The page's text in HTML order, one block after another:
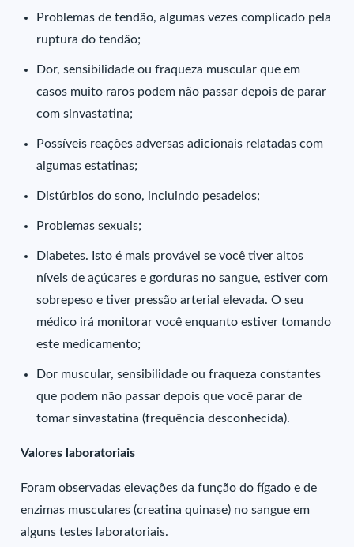
Problemas de tendão, algumas vezes complicado pela
ruptura do tendão;
Dor, sensibilidade ou fraqueza muscular que em
casos muito raros podem não passar depois de parar
com sinvastatina;
Possíveis reações adversas adicionais relatadas com
algumas estatinas;
Distúrbios do sono, incluindo pesadelos;
Problemas sexuais;
Diabetes. Isto é mais provável se você tiver altos
níveis de açúcares e gorduras no sangue, estiver com
sobrepeso e tiver pressão arterial elevada. O seu
médico irá monitorar você enquanto estiver tomando
este medicamento;
Dor muscular, sensibilidade ou fraqueza constantes
que podem não passar depois que você parar de
tomar sinvastatina (frequência desconhecida).
Valores laboratoriais
Foram observadas elevações da função do fígado e de
enzimas musculares (creatina quinase) no sangue em
alguns testes laboratoriais.